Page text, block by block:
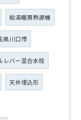
給湯暖房熱源機
県川口市
レバー混合水栓
天井埋込形